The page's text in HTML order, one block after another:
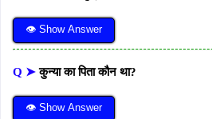
👁 Show Answer
Q ➤कुन्या का पिता कौन था?
👁 Show Answer